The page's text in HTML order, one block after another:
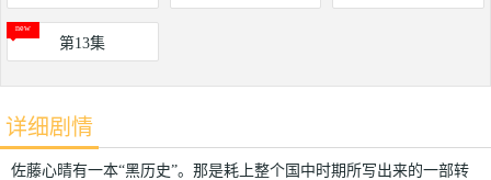
第13集
详细剧情
佐藤心晴有一本“黑历史”。那是耗上整个国中时期所写出来的一部转